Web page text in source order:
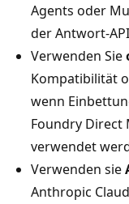
Agents oder
der Antwort-
Verwenden Sie
Kompatibilität
wenn
Foundry Direct
verwendet
Verwenden sie
Anthropic